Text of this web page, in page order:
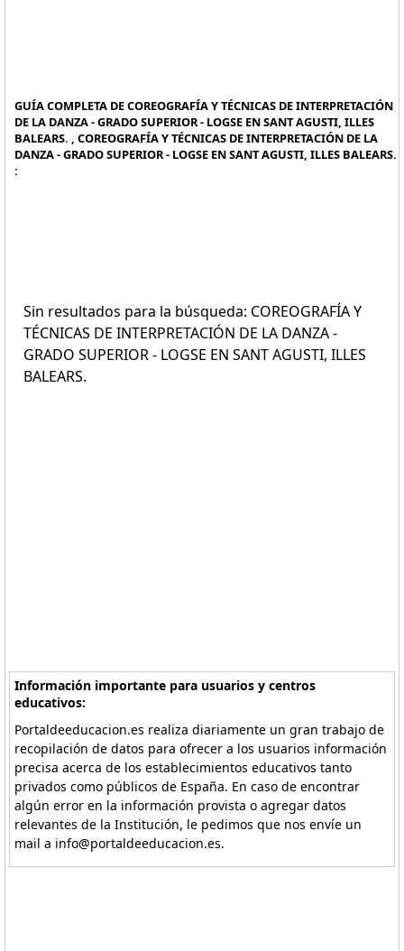
GUÍA COMPLETA DE COREOGRAFÍA Y TÉCNICAS DE INTERPRETACIÓN
DE LA DANZA - GRADO SUPERIOR - LOGSE EN SANT AGUSTI, ILLES
BALEARS. , COREOGRAFÍA Y TÉCNICAS DE INTERPRETACIÓN DE LA
DANZA - GRADO SUPERIOR - LOGSE EN SANT AGUSTI, ILLES BALEARS.
:
Sin resultados para la búsqueda: COREOGRAFÍA Y
TÉCNICAS DE INTERPRETACIÓN DE LA DANZA -
GRADO SUPERIOR - LOGSE EN SANT AGUSTI, ILLES
BALEARS.
Información importante para usuarios y centros
educativos:
Portaldeeducacion.es realiza diariamente un gran trabajo de
recopilación de datos para ofrecer a los usuarios información
precisa acerca de los establecimientos educativos tanto
privados como públicos de España. En caso de encontrar
algún error en la información provista o agregar datos
relevantes de la Institución, le pedimos que nos envíe un
mail a info@portaldeeducacion.es.